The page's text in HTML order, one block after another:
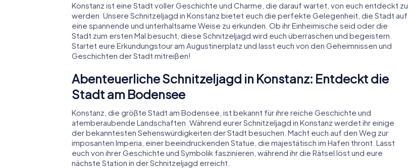
Konstanz ist eine Stadt voller Geschichte und Charme, die darauf wartet, von euch entdeckt zu
werden. Unsere Schnitzeljagd in Konstanz bietet euch die perfekte Gelegenheit, die Stadt auf
eine spannende und unterhaltsame Weise zu erkunden. Ob ihr Einheimische seid oder die
Stadt zum ersten Mal besucht, diese Schnitzeljagd wird euch überraschen und begeistern.
Startet eure Erkundungstour am Augustinerplatz und lasst euch von den Geheimnissen und
Geschichten der Stadt mitreißen!
Abenteuerliche Schnitzeljagd in Konstanz: Entdeckt die
Stadt am Bodensee
Konstanz, die größte Stadt am Bodensee, ist bekannt für ihre reiche Geschichte und
atemberaubende Landschaften. Während eurer Schnitzeljagd in Konstanz werdet ihr einige
der bekanntesten Sehenswürdigkeiten der Stadt besuchen. Macht euch auf den Weg zur
imposanten Imperia, einer beeindruckenden Statue, die majestätisch im Hafen thront. Lasst
euch von ihrer Geschichte und Symbolik faszinieren, während ihr die Rätsel löst und eure
nächste Station in der Schnitzeljagd erreicht.